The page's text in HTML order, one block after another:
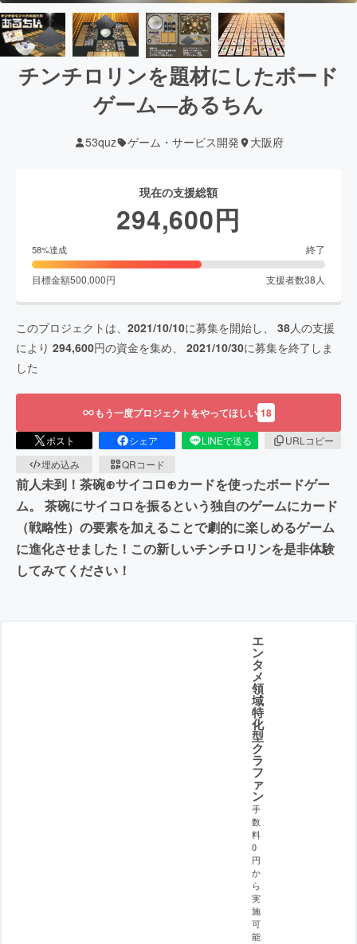
チンチロリンを題材にしたボード
ゲーム―あるちん
53quz ゲーム・サービス開発 大阪府
現在の支援総額
294,600円
58%達成 終了
目標金額500,000円 支援者数38 人
このプロジェクトは、 2021/10/10に募集を開始し、 38人の支援
により 294,600円の資金を集め、 2021/10/30に募集を終了しま
した
もう一度プロジェクトをやってほしい 18
ポスト シェア LINEで送る
URLコピー
埋め込み
QRコード
前人未到！茶碗⊕サイコロ⊕カードを使ったボードゲー
ム。 茶碗にサイコロを振るという独自のゲームにカード
（戦略性）の要素を加えることで劇的に楽しめるゲーム
に進化させました！この新しいチンチロリンを是非体験
してみてください！
エ
ン
タ
メ
領
域
特
化
型
ク
ラ
フ
ァ
ン
手
数
料
0
円
か
ら
実
施
可
能